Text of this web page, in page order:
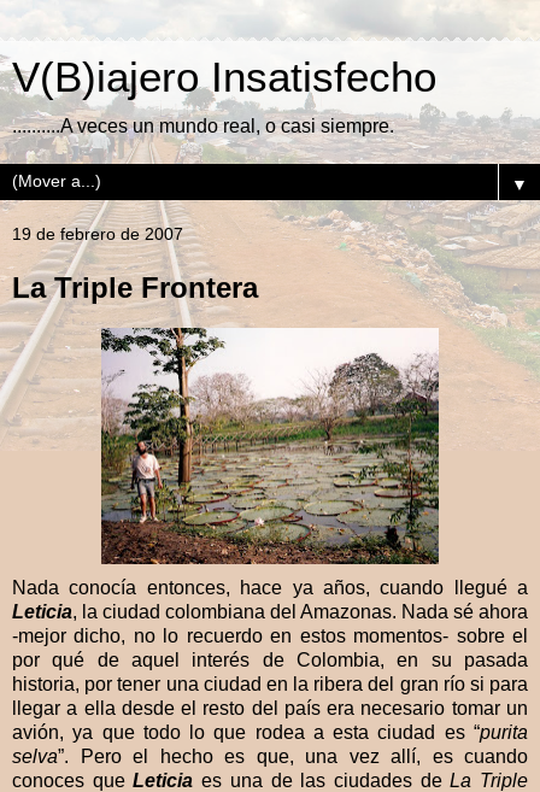
V(B)iajero Insatisfecho
..........A veces un mundo real, o casi siempre.
▼
19 de febrero de 2007
La Triple Frontera
Nada conocía entonces, hace ya años, cuando llegué a
Leticia, la ciudad colombiana del Amazonas. Nada sé ahora
-mejor dicho, no lo recuerdo en estos momentos- sobre el
por qué de aquel interés de Colombia, en su pasada
historia, por tener una ciudad en la ribera del gran río si para
llegar a ella desde el resto del país era necesario tomar un
avión, ya que todo lo que rodea a esta ciudad es “purita
selva”. Pero el hecho es que, una vez allí, es cuando
conoces queLeticia es una de las ciudades deLa Triple